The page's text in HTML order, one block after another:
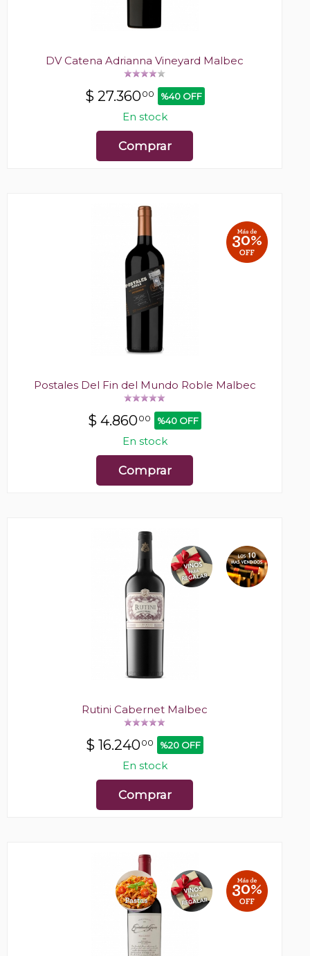
DV Catena Adrianna Vineyard Malbec
$ 27.36000 %40 OFF
En stock
Comprar
Postales Del Fin del Mundo Roble Malbec
$ 4.86000 %40 OFF
En stock
Comprar
Rutini Cabernet Malbec
$ 16.24000 %20 OFF
En stock
Comprar